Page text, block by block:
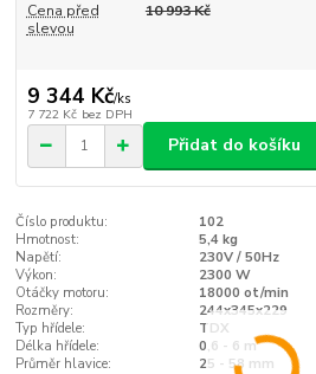
Cena před
slevou
10 993 Kč
9 344 Kč/ks
7 722 Kč bez DPH
Přidat do košíku
Číslo produktu:
102
Hmotnost:
5,4 kg
Napětí:
230V / 50Hz
Výkon:
2300 W
Otáčky motoru:
18000 ot/min
Rozměry:
244x345x229
Typ hřídele:
TDX
Délka hřídele:
0,6 - 6 m
Průměr hlavice:
25 - 58 mm